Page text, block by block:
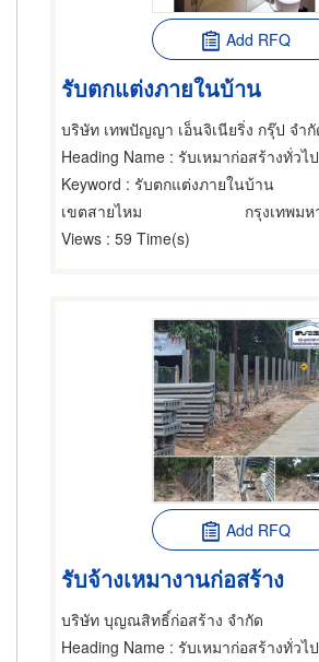
Add RFQ
รับตกแต่งภายในบ้าน
บริษัท เทพปัญญา เอ็นจิเนียริ่ง กรุ๊ป จำกั
Heading Name : รับเหมาก่อสร้างทั่วไป
Keyword : รับตกแต่งภายในบ้าน
เขตสายไหม
กรุงเทพม
Views : 59 Time(s)
Add RFQ
รับจ้างเหมางานก่อสร้าง
บริษัท บุญณสิทธิ์ก่อสร้าง จำกัด
Heading Name : รับเหมาก่อสร้างทั่วไป,ผู้รับเหมาวางฐานรา